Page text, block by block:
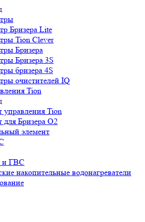
Бризера Lite
Tion Clever
Бризера
Бризера 3S
бризера 4S
очистителей IQ
Tion
управления Tion
для Бризера O2
элемент
и ГВС
накопительные водонагреватели